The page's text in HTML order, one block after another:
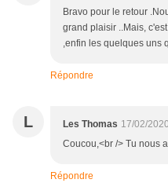
Bravo pour le retour
grand plaisir ..Mais,
,enfin les quelques uns
Répondre
L Les Thomas 17/02/
Coucou,<br /> Tu nous
Répondre